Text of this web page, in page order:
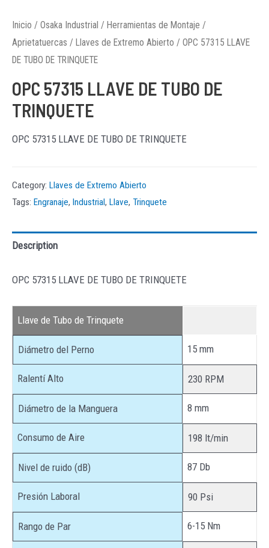
Inicio / Osaka Industrial / Herramientas de Montaje /
Aprietatuercas / Llaves de Extremo Abierto / OPC 57315 LLAVE
DE TUBO DE TRINQUETE
OPC 57315 LLAVE DE TUBO DE
TRINQUETE
OPC 57315 LLAVE DE TUBO DE TRINQUETE
Category: Llaves de Extremo Abierto
Tags: Engranaje, Industrial, Llave, Trinquete
Description
OPC 57315 LLAVE DE TUBO DE TRINQUETE
Llave de Tubo de Trinquete
Diámetro del Perno 15 mm
Ralentí Alto 230 RPM
Diámetro de la Manguera 8 mm
Consumo de Aire 198 lt/min
Nivel de ruido (dB) 87 Db
Presión Laboral 90 Psi
Rango de Par 6-15 Nm